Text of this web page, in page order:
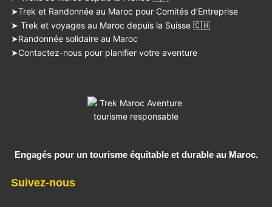
➤Trek et Randonnée au Maroc pour Comités d’Entreprise
➤ Trek et voyages au Maroc depuis la Suisse 🇨🇭
➤Randonnée solidaire au Maroc
➤Contactez-nous pour planifier votre aventure
Engagés pour un tourisme équitable et durable au Maroc.
Suivez-nous